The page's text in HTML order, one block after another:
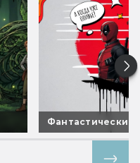
Фантастические